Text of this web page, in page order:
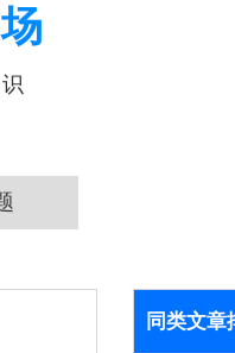
同类文章